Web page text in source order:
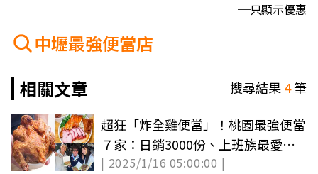
只顯示優惠
中壢最強便當店
相關文章
搜尋結果4筆
超狂「炸全雞便當」！桃園最強便當
７家：日銷3000份、上班族最愛秒
殺款
| 2025/1/16 05:00:00 |